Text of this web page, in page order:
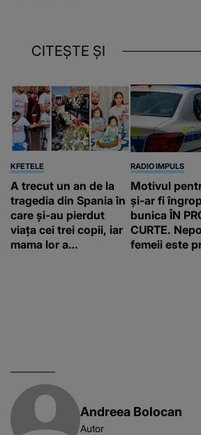
CITEȘTE ȘI
KFETELE
A trecut un an de la
tragedia din Spania în
care și-au pierdut
viața cei trei copii, iar
mama lor a…
RADIO IMPULS
Motivul
și-ar fi
bunica ÎN
CURTE.
femeii este
Andreea Bolocan
Autor